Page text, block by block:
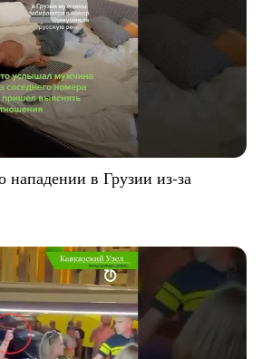
нападении в Грузии из-за